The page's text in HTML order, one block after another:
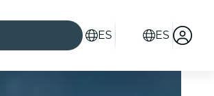
ES ES